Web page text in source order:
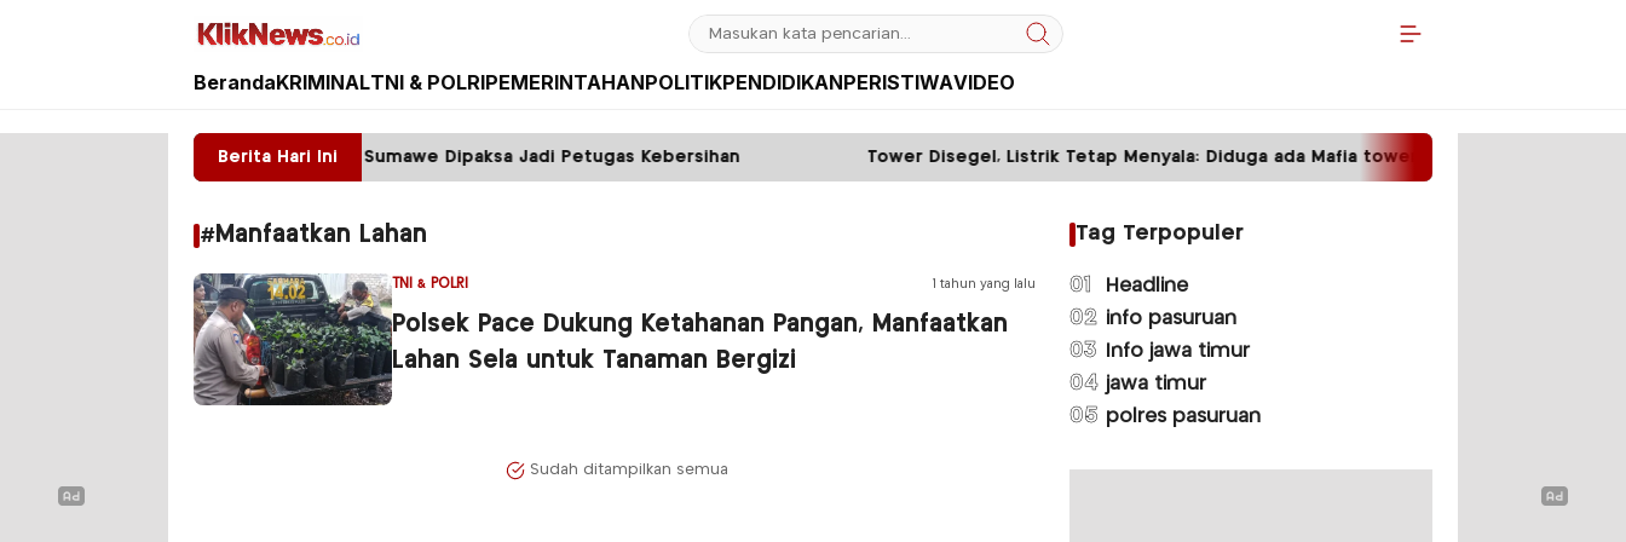
Kliknews.co.id
BerandaKRIMINALTNI & POLRIPEMERINTAHANPOLITIKPENDIDIKANPERISTIWAVIDEO
Berita Hari Ini
ilegal Tumpahkan Batu, Warga Sumawe Dipaksa Jadi Petugas Kebersihan Tower Disegel, Listrik Tetap Menyala: Diduga ada Mafia tower
#Manfaatkan Lahan
TNI & POLRI 1 tahun yang lalu
Polsek Pace Dukung Ketahanan Pangan, Manfaatkan
Lahan Sela untuk Tanaman Bergizi
Sudah ditampilkan semua
Tag Terpopuler
01 Headline
02 info pasuruan
03 Info jawa timur
04 jawa timur
05 polres pasuruan